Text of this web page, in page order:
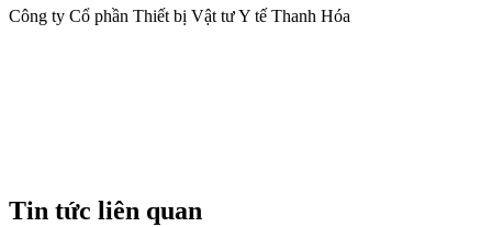
Công ty Cổ phần Thiết bị Vật tư Y tế Thanh Hóa
Tin tức liên quan